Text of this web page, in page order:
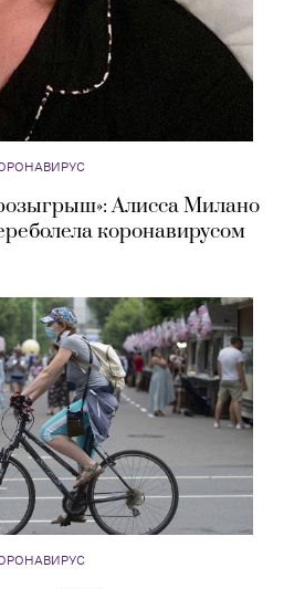
Алисса Милано
коронавирусом